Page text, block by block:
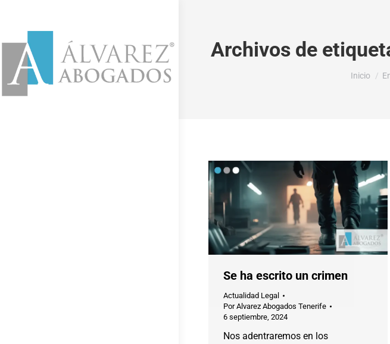
Archivos de
Estás
Inicio
Se ha escrito un crimen
Actualidad Legal
PorAlvarez Abogados Tenerife
6 septiembre, 2024
Nos adentraremos en los